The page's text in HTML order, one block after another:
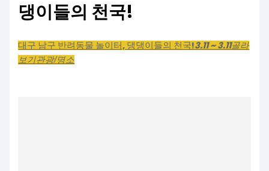
댕이들의 천국!
대구 남구 반려동물 놀이터, 댕댕이들의 천국!3.11 ~ 3.11골라
보기관광/명소